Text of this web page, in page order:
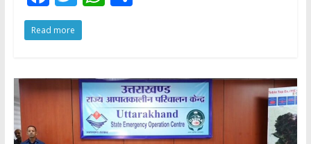
ac
e
o
o
k
w
itt
A
p
p
Read more